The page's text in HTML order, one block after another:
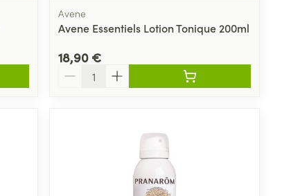
Avene
Avene Essentiels Lotion Tonique 200ml
18,90 €
Quantité